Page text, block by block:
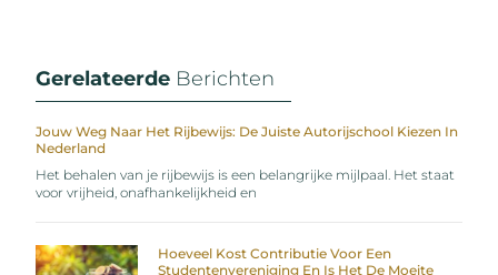
Gerelateerde Berichten
Jouw Weg Naar Het Rijbewijs: De Juiste Autorijschool Kiezen In
Nederland
Het behalen van je rijbewijs is een belangrijke mijlpaal. Het staat
voor vrijheid, onafhankelijkheid en
Hoeveel Kost Contributie Voor Een
Studentenvereniging En Is Het De Moeite